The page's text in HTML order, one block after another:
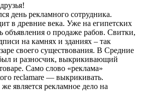
день рекламного сотрудника.
в древние века. Уже на египетских
объявления о продаже рабов. Свитки,
на камнях и зданиях – так
своего существования. В Средние
и разносчик, выкрикивающий
Само слово «реклама»
reclamare — выкрикивать.
является рекламное дело на